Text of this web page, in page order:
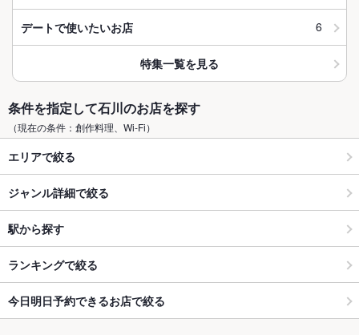
デートで使いたいお店 6
特集一覧を見る
条件を指定して石川のお店を探す
（現在の条件：創作料理、Wi-Fi）
エリアで絞る
ジャンル詳細で絞る
駅から探す
ランキングで絞る
今日明日予約できるお店で絞る